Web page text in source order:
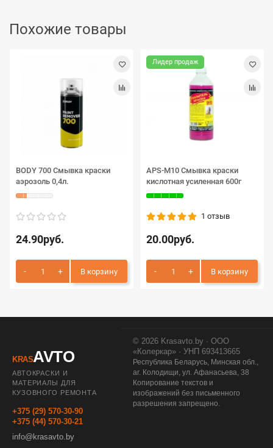
Похожие товары
BODY 700 Смывка краски
аэрозоль 0,4л.
24.90руб.
В корзину
Лидер продаж
APS-M10 Смывка краски
кислотная усиленная 600г
1 отзыв
20.00руб.
В корзину
KRASAVTO
АВТОКРАСКИ И
МАТЕРИАЛЫ ДЛЯ
КУЗОВНОГО РЕМОНТА
+375 (29) 570-30-90
+375 (44) 570-30-21
info@krasavto.by
© 2026 Krasavto.by · ООО
«Колеркар» · УНП 693413665
Республика Беларусь, Минская обл.,
аг. Колодищи, ул. Афанасьева, 38
Копирование текстов и
изображений без письменного
разрешения запрещено.